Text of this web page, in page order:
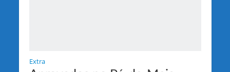
Extra